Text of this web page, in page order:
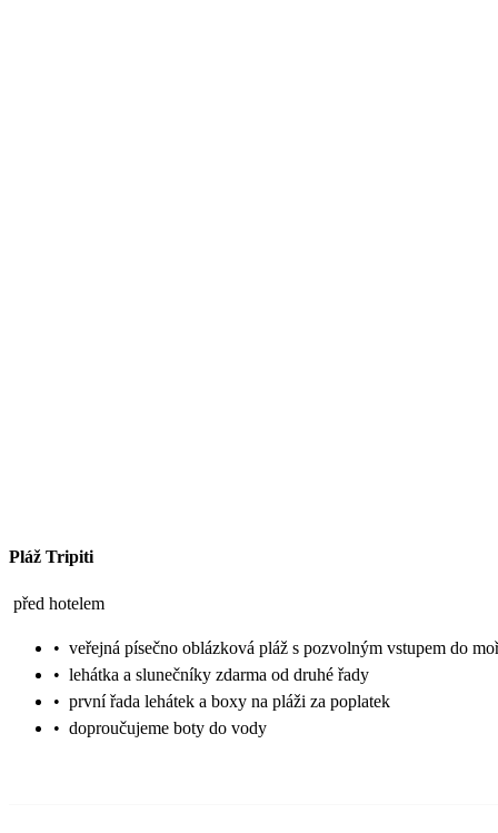
Pláž Tripiti
před hotelem
• veřejná písečno oblázková pláž s pozvolným vstupem do
• lehátka a slunečníky zdarma od druhé řady
• první řada lehátek a boxy na pláži za poplatek
• doproučujeme boty do vody